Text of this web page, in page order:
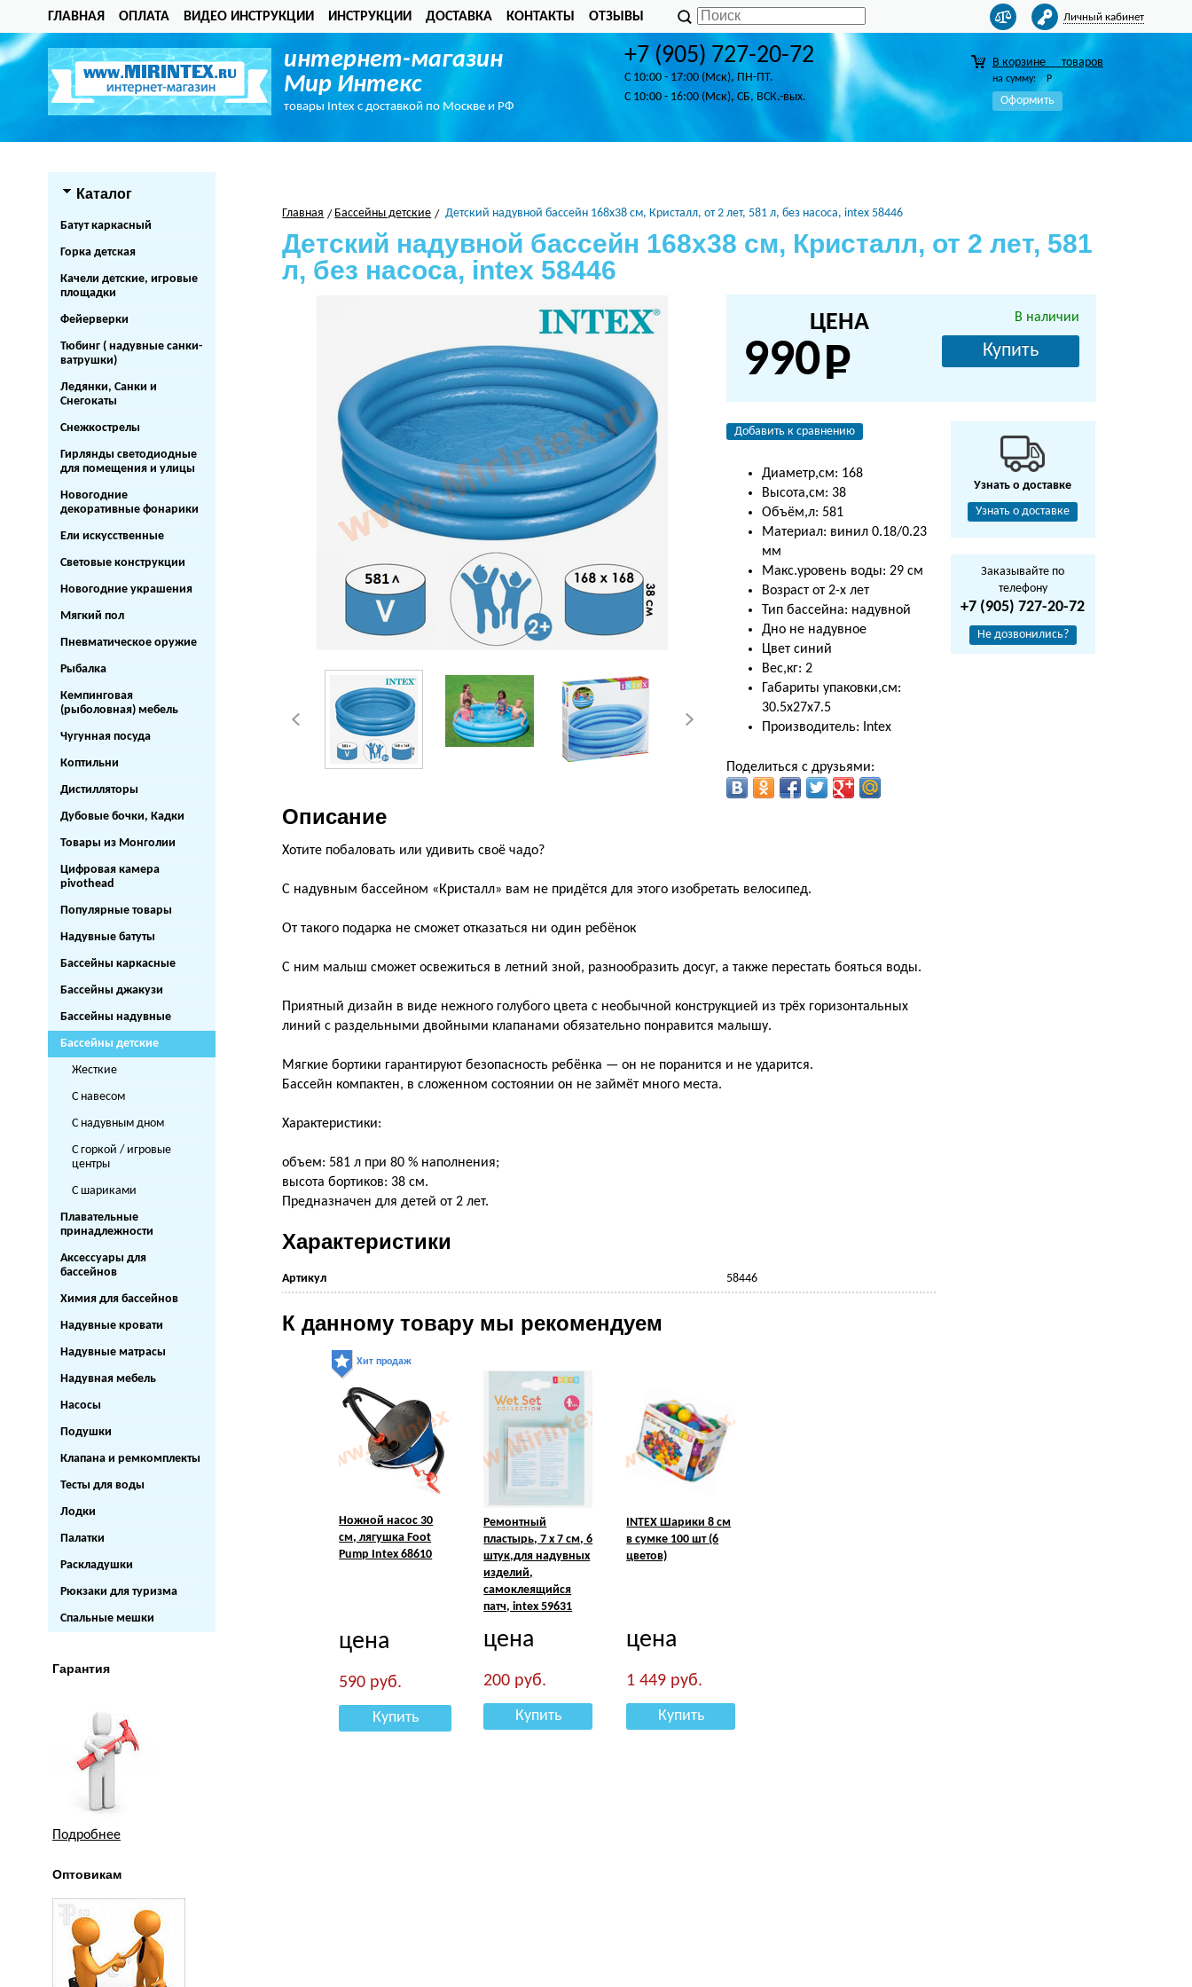
ГЛАВНАЯ ОПЛАТА ВИДЕО ИНСТРУКЦИИ ИНСТРУКЦИИ ДОСТАВКА КОНТАКТЫ ОТЗЫВЫ Личный кабинет
интернет-магазин
Мир Интекс
товары Intex с доставкой по Москве и РФ
+7 (905) 727-20-72
C 10:00 - 17:00 (Мск), ПН-ПТ.
C 10:00 - 16:00 (Мск), СБ, ВСК.-вых.
В корзине товаров
на сумму: Р
Оформить
Каталог
Батут каркасный
Горка детская
Качели детские, игровые
площадки
Фейерверки
Тюбинг ( надувные санки-
ватрушки)
Ледянки, Санки и
Снегокаты
Снежкострелы
Гирлянды светодиодные
для помещения и улицы
Новогодние
декоративные фонарики
Ели искусственные
Световые конструкции
Новогодние украшения
Мягкий пол
Пневматическое оружие
Рыбалка
Кемпинговая
(рыболовная) мебель
Чугунная посуда
Коптильни
Дистилляторы
Дубовые бочки, Кадки
Товары из Монголии
Цифровая камера
pivothead
Популярные товары
Надувные батуты
Бассейны каркасные
Бассейны джакузи
Бассейны надувные
Бассейны детские
Жесткие
С навесом
С надувным дном
С горкой / игровые
центры
С шариками
Плавательные
принадлежности
Аксессуары для
бассейнов
Химия для бассейнов
Надувные кровати
Надувные матрасы
Надувная мебель
Насосы
Подушки
Клапана и ремкомплекты
Тесты для воды
Лодки
Палатки
Раскладушки
Рюкзаки для туризма
Спальные мешки
Гарантия
Подробнее
Оптовикам
Главная Бассейны детские Детский надувной бассейн 168х38 см, Кристалл, от 2 лет, 581 л, без насоса, intex 58446
Детский надувной бассейн 168х38 см, Кристалл, от 2 лет, 581
л, без насоса, intex 58446
В наличии
ЦЕНА
990 Купить
Добавить к сравнению
Диаметр,см: 168
Высота,см: 38
Объём,л: 581
Материал: винил 0.18/0.23
мм
Макс.уровень воды: 29 см
Возраст от 2-х лет
Тип бассейна: надувной
Дно не надувное
Цвет синий
Вес,кг: 2
Габариты упаковки,см:
30.5х27х7.5
Производитель: Intex
Поделиться с друзьями:
Описание
Хотите побаловать или удивить своё чадо?
С надувным бассейном «Кристалл» вам не придётся для этого изобретать велосипед.
От такого подарка не сможет отказаться ни один ребёнок
С ним малыш сможет освежиться в летний зной, разнообразить досуг, а также перестать бояться воды.
Приятный дизайн в виде нежного голубого цвета с необычной конструкцией из трёх горизонтальных
линий с раздельными двойными клапанами обязательно понравится малышу.
Мягкие бортики гарантируют безопасность ребёнка — он не поранится и не ударится.
Бассейн компактен, в сложенном состоянии он не займёт много места.
Характеристики:
объем: 581 л при 80 % наполнения;
высота бортиков: 38 см.
Предназначен для детей от 2 лет.
Характеристики
Артикул 58446
К данному товару мы рекомендуем
Хит продаж
Ножной насос 30
см, лягушка Foot
Pump Intex 68610
цена
590 руб.
Купить
Ремонтный
пластырь, 7 х 7 см, 6
штук,для надувных
изделий,
самоклеящийся
патч, intex 59631
цена
200 руб.
Купить
INTEX Шарики 8 см
в сумке 100 шт (6
цветов)
цена
1 449 руб.
Купить
Узнать о доставке
Узнать о доставке
Заказывайте по
телефону
+7 (905) 727-20-72
Не дозвонились?